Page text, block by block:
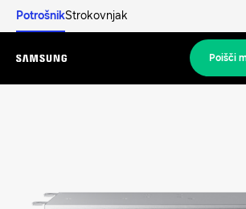
PotrošnikStrokovnjak
Menu
Poišči
Naše rešitve